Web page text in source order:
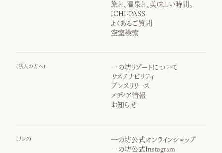
旅と、温泉と、美味しい時間。
ICHI-PASS
よくあるご質問
空室検索
(法人の方へ)
一の坊リゾートについて
サステナビリティ
プレスリリース
メディア情報
お知らせ
( リンク)
一の坊公式オンラインショップ
一の坊公式Instagram